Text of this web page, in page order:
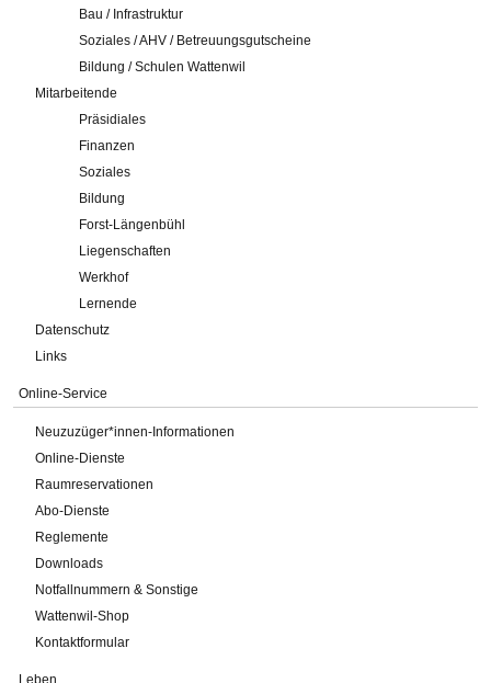
Bau / Infrastruktur
Soziales / AHV / Betreuungsgutscheine
Bildung / Schulen Wattenwil
Mitarbeitende
Präsidiales
Finanzen
Soziales
Bildung
Forst-Längenbühl
Liegenschaften
Werkhof
Lernende
Datenschutz
Links
Online-Service
Neuzuzüger*innen-Informationen
Online-Dienste
Raumreservationen
Abo-Dienste
Reglemente
Downloads
Notfallnummern & Sonstige
Wattenwil-Shop
Kontaktformular
Leben